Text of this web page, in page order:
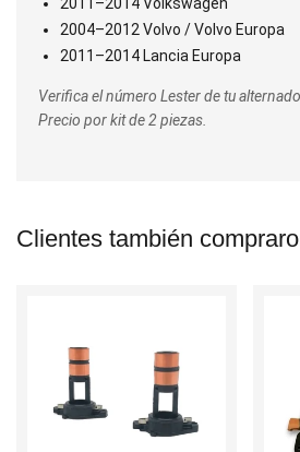
2004–2012 Volvo / Volvo Europa
2011–2014 Lancia Europa
Verifica el número Lester de tu
Precio por kit de 2 piezas.
Clientes también